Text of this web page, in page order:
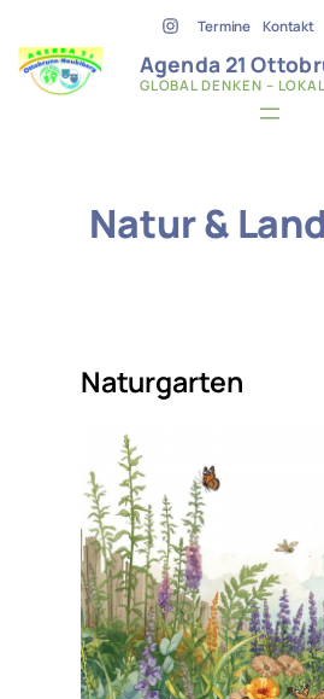
Inhalt
springen
Termine Kontakt
Agenda 21
GLOBAL DENKEN –
Natur &
Naturgarten